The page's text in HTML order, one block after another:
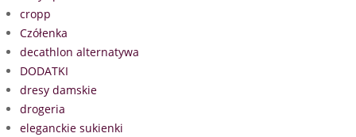
cropp
Czółenka
decathlon alternatywa
DODATKI
dresy damskie
drogeria
eleganckie sukienki